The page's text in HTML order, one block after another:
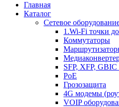
Главная
Каталог
Сетевое
1.Wi-Fi точки
Коммутаторы
SFP, XFP,
PoE
Грозозащита
4G модемы
VOIP